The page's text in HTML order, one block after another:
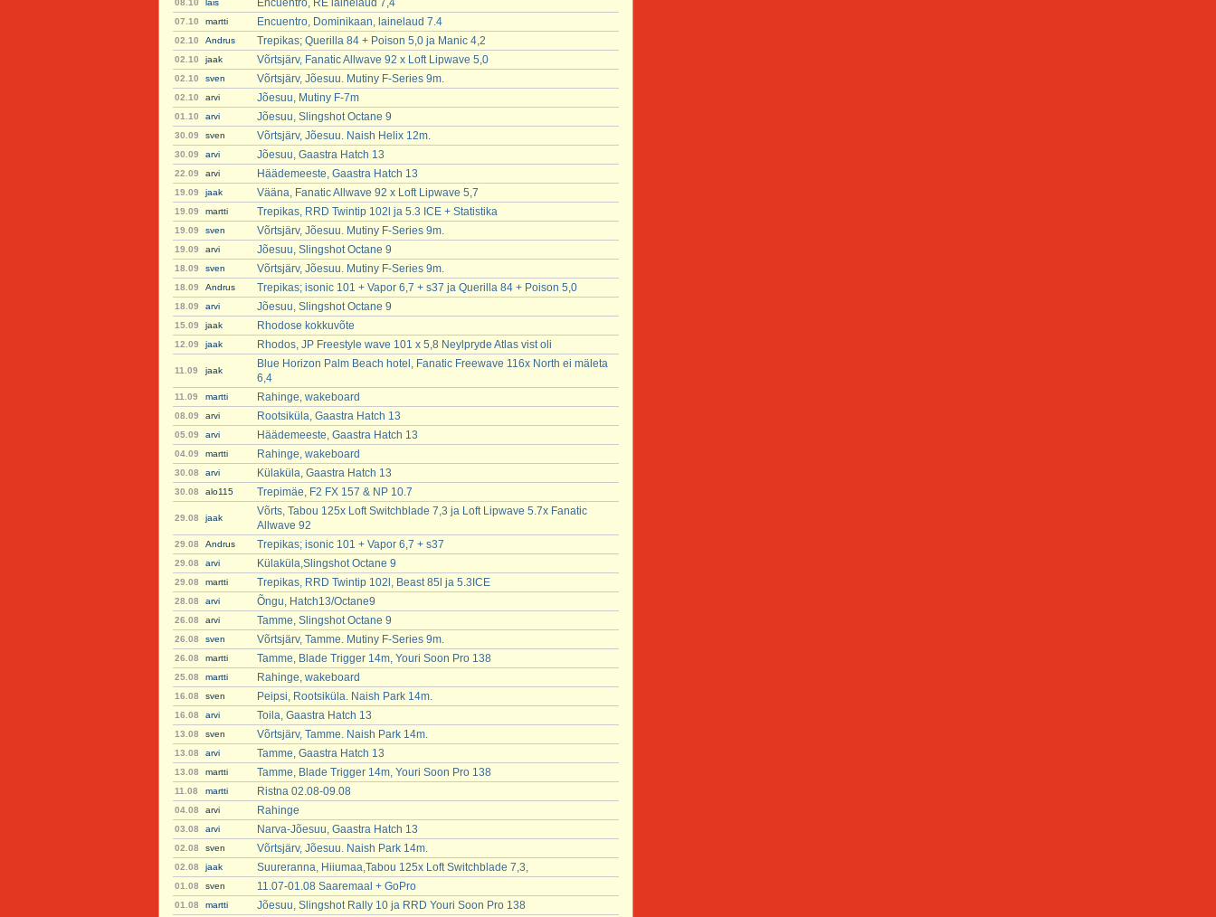
08.10 lais Encuentro, RE lainelaud 7,4
07.10 martti Encuentro, Dominikaan, lainelaud 7.4
02.10 Andrus Trepikas; Querilla 84 + Poison 5,0 ja Manic 4,2
02.10 jaak Võrtsjärv, Fanatic Allwave 92 x Loft Lipwave 5,0
02.10 sven Võrtsjärv, Jõesuu. Mutiny F-Series 9m.
02.10 arvi Jõesuu, Mutiny F-7m
01.10 arvi Jõesuu, Slingshot Octane 9
30.09 sven Võrtsjärv, Jõesuu. Naish Helix 12m.
30.09 arvi Jõesuu, Gaastra Hatch 13
22.09 arvi Häädemeeste, Gaastra Hatch 13
19.09 jaak Vääna, Fanatic Allwave 92 x Loft Lipwave 5,7
19.09 martti Trepikas, RRD Twintip 102l ja 5.3 ICE + Statistika
19.09 sven Võrtsjärv, Jõesuu. Mutiny F-Series 9m.
19.09 arvi Jõesuu, Slingshot Octane 9
18.09 sven Võrtsjärv, Jõesuu. Mutiny F-Series 9m.
18.09 Andrus Trepikas; isonic 101 + Vapor 6,7 + s37 ja Querilla 84 + Poison 5,0
18.09 arvi Jõesuu, Slingshot Octane 9
15.09 jaak Rhodose kokkuvõte
12.09 jaak Rhodos, JP Freestyle wave 101 x 5,8 Neylpryde Atlas vist oli
11.09 jaak
Blue Horizon Palm Beach hotel, Fanatic Freewave 116x North ei mäleta
6,4
11.09 martti Rahinge, wakeboard
08.09 arvi Rootsiküla, Gaastra Hatch 13
05.09 arvi Häädemeeste, Gaastra Hatch 13
04.09 martti Rahinge, wakeboard
30.08 arvi Külaküla, Gaastra Hatch 13
30.08 alo115 Trepimäe, F2 FX 157 & NP 10.7
29.08 jaak
Võrts, Tabou 125x Loft Switchblade 7,3 ja Loft Lipwave 5.7x Fanatic
Allwave 92
29.08 Andrus Trepikas; isonic 101 + Vapor 6,7 + s37
29.08 arvi Külaküla,Slingshot Octane 9
29.08 martti Trepikas, RRD Twintip 102l, Beast 85l ja 5.3ICE
28.08 arvi Õngu, Hatch13/Octane9
26.08 arvi Tamme, Slingshot Octane 9
26.08 sven Võrtsjärv, Tamme. Mutiny F-Series 9m.
26.08 martti Tamme, Blade Trigger 14m, Youri Soon Pro 138
25.08 martti Rahinge, wakeboard
16.08 sven Peipsi, Rootsiküla. Naish Park 14m.
16.08 arvi Toila, Gaastra Hatch 13
13.08 sven Võrtsjärv, Tamme. Naish Park 14m.
13.08 arvi Tamme, Gaastra Hatch 13
13.08 martti Tamme, Blade Trigger 14m, Youri Soon Pro 138
11.08 martti Ristna 02.08-09.08
04.08 arvi Rahinge
03.08 arvi Narva-Jõesuu, Gaastra Hatch 13
02.08 sven Võrtsjärv, Jõesuu. Naish Park 14m.
02.08 jaak Suureranna, Hiiumaa,Tabou 125x Loft Switchblade 7,3,
01.08 sven 11.07-01.08 Saaremaal + GoPro
01.08 martti Jõesuu, Slingshot Rally 10 ja RRD Youri Soon Pro 138